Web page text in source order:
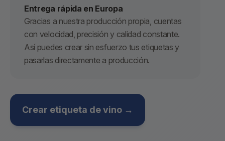
Entrega rápida en Europa
Gracias a nuestra producción propia, cuentas
con velocidad, precisión y calidad constante.
Así puedes crear sin esfuerzo tus etiquetas y
pasarlas directamente a producción.
Crear etiqueta de vino →